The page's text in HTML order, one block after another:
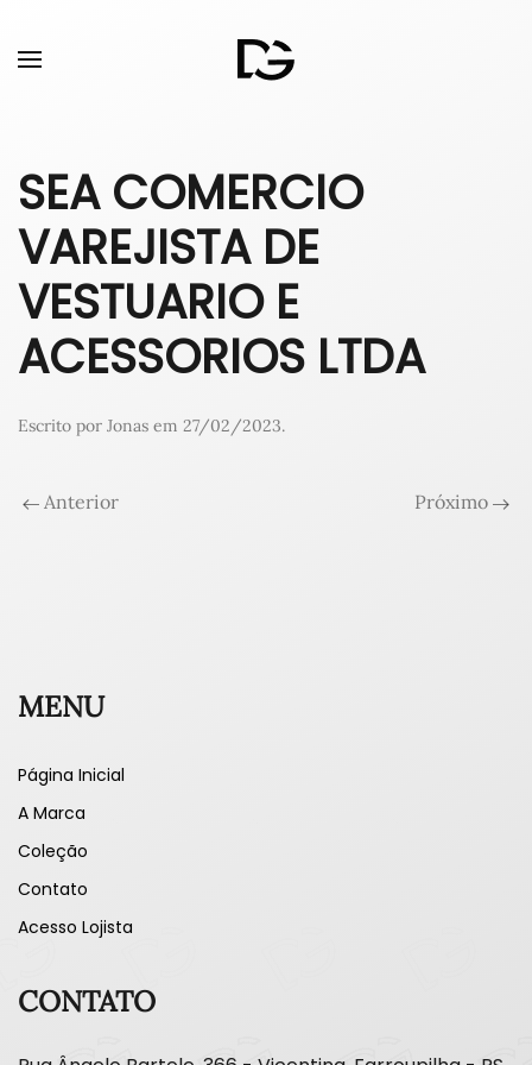
SEA COMERCIO
VAREJISTA DE
VESTUARIO E
ACESSORIOS LTDA
Escrito por Jonas em 27/02/2023.
Anterior Próximo
MENU
Página Inicial
A Marca
Coleção
Contato
Acesso Lojista
CONTATO